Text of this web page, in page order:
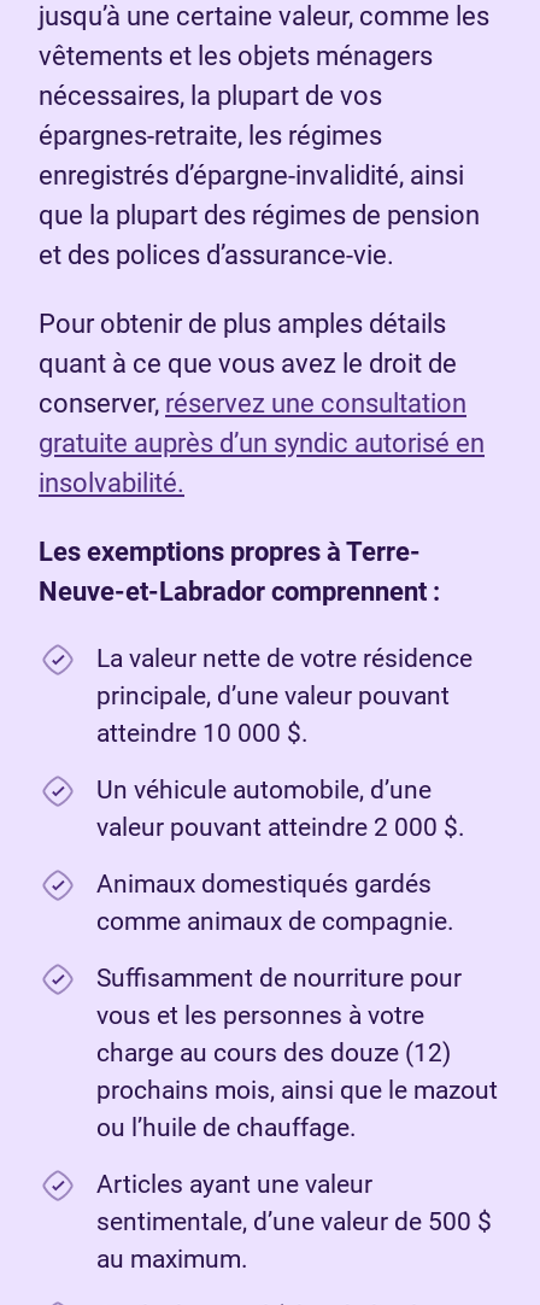
jusqu’à une certaine valeur, comme les
vêtements et les objets ménagers
nécessaires, la plupart de vos
épargnes-retraite, les régimes
enregistrés d’épargne-invalidité, ainsi
que la plupart des régimes de pension
et des polices d’assurance-vie.
Pour obtenir de plus amples détails
quant à ce que vous avez le droit de
conserver, réservez une consultation
gratuite auprès d’un syndic autorisé en
insolvabilité.
Les exemptions propres à Terre-
Neuve-et-Labrador comprennent :
La valeur nette de votre résidence
principale, d’une valeur pouvant
atteindre 10 000 $.
Un véhicule automobile, d’une
valeur pouvant atteindre 2 000 $.
Animaux domestiqués gardés
comme animaux de compagnie.
Suffisamment de nourriture pour
vous et les personnes à votre
charge au cours des douze (12)
prochains mois, ainsi que le mazout
ou l’huile de chauffage.
Articles ayant une valeur
sentimentale, d’une valeur de 500 $
au maximum.